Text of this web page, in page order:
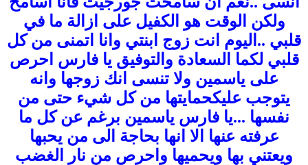
ولكن الوقت هو الكفيل على ازالة ما في
قلبي ..اليوم انت زوج ابنتي وانا اتمنى من كل
قلبي لكما السعادة والتوفيق يا فارس احرص
على ياسمين ولا تنسى انك زوجها وانه
يتوجب عليكحمايتها من كل شيء حتى من
نفسها ...يا فارس ياسمين برغم عن كل ما
عرفته عنها الا انها بحاجة الى من يحبها
ويعتني بها ويحميها واحرص من نار الغضب